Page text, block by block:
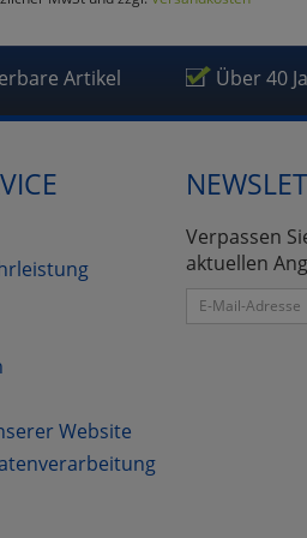
Artikel Über 40
Website
Verpassen
aktuellen
Datenverarbeitung